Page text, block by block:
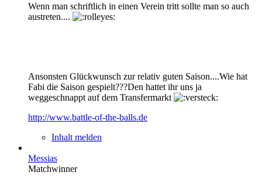
Wenn man schriftlich in einen Verein tritt sollte man so auch
austreten....
Ansonsten Glückwunsch zur relativ guten Saison....Wie hat
Fabi die Saison gespielt???Den hattet ihr uns ja
weggeschnappt auf dem Transfermarkt
http://www.battle-of-the-balls.de
Inhalt melden
Messias
Matchwinner